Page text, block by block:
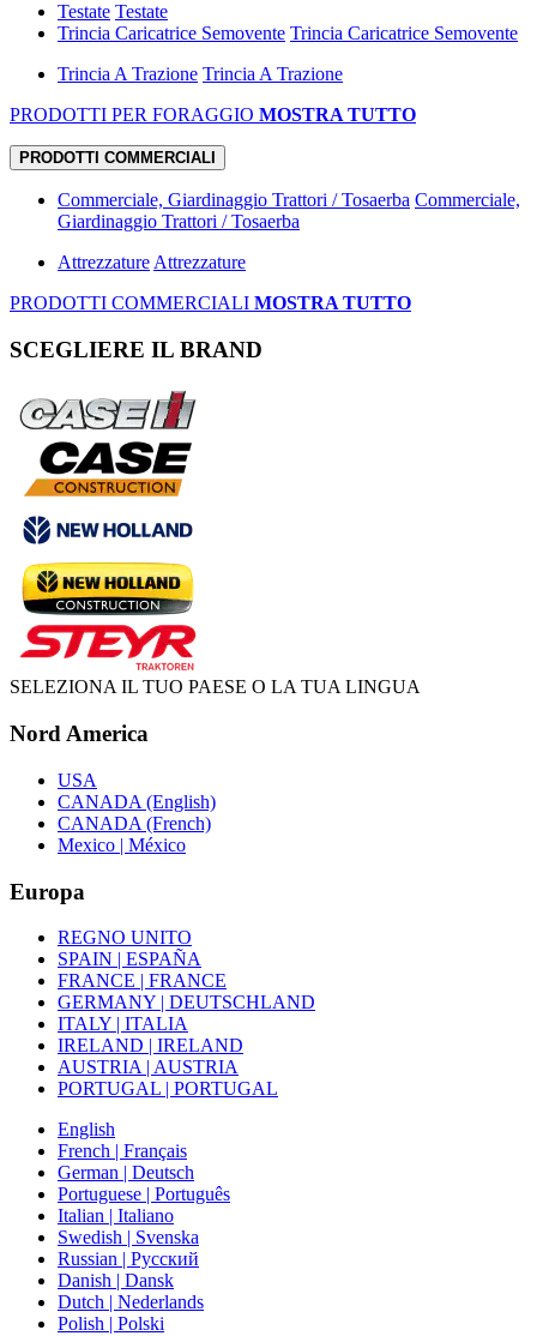
Testate Testate
Trincia Caricatrice Semovente Trincia Caricatrice Semovente
Trincia A Trazione Trincia A Trazione
PRODOTTI PER FORAGGIO MOSTRA TUTTO
PRODOTTI COMMERCIALI
Commerciale, Giardinaggio Trattori / Tosaerba Commerciale,
Giardinaggio Trattori / Tosaerba
Attrezzature Attrezzature
PRODOTTI COMMERCIALI MOSTRA TUTTO
SCEGLIERE IL BRAND
SELEZIONA IL TUO PAESE O LA TUA LINGUA
Nord America
USA
CANADA (English)
CANADA (French)
Mexico | México
Europa
REGNO UNITO
SPAIN | ESPAÑA
FRANCE | FRANCE
GERMANY | DEUTSCHLAND
ITALY | ITALIA
IRELAND | IRELAND
AUSTRIA | AUSTRIA
PORTUGAL | PORTUGAL
English
French | Français
German | Deutsch
Portuguese | Português
Italian | Italiano
Swedish | Svenska
Russian | Русский
Danish | Dansk
Dutch | Nederlands
Polish | Polski